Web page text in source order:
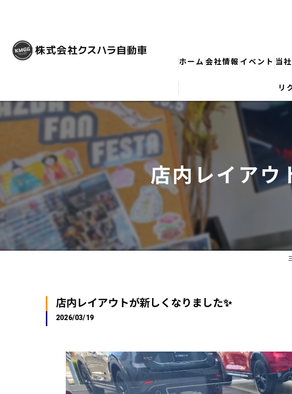
ホーム 会社情報 イベント 当
リ
店内レイアウ
店内レイアウトが新しくなりました✨
2026/03/19